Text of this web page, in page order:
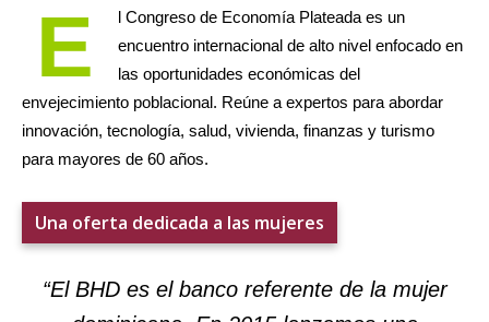
E
l Congreso de Economía Plateada es un
encuentro internacional de alto nivel enfocado en
las oportunidades económicas del
envejecimiento poblacional. Reúne a expertos para abordar
innovación, tecnología, salud, vivienda, finanzas y turismo
para mayores de 60 años.
Una oferta dedicada a las mujeres
“El BHD es el banco referente de la mujer